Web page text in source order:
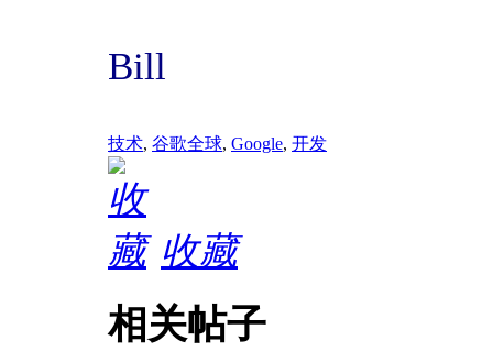
Bill
技术, 谷歌全球, Google, 开发
收藏
相关帖子